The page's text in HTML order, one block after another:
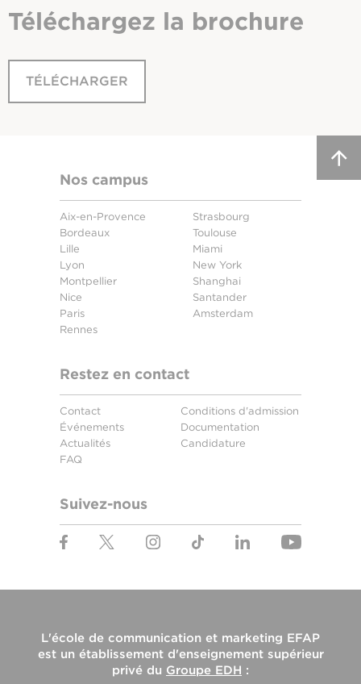
Téléchargez la brochure
TÉLÉCHARGER
Nos campus
Aix-en-Provence
Bordeaux
Lille
Lyon
Montpellier
Nice
Paris
Rennes
Strasbourg
Toulouse
Miami
New York
Shanghai
Santander
Amsterdam
Restez en contact
Contact
Événements
Actualités
FAQ
Conditions d'admission
Documentation
Candidature
Suivez-nous
L'école de communication et marketing EFAP
est un établissement d'enseignement supérieur
privé du Groupe EDH :